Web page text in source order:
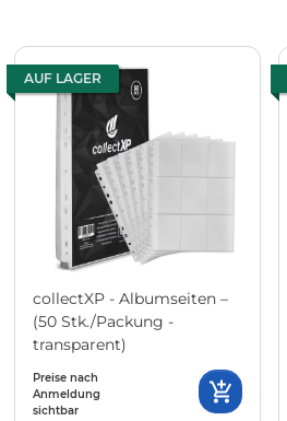
collectXP - Albumseiten –
(50 Stk./Packung -
transparent)
AUF LAGER
Preise nach
Anmeldung
sichtbar